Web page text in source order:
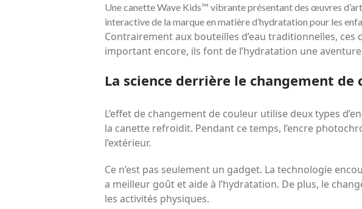
Une canette Wave Kids™ vibrante présentant des œuvres
interactive de la marque en matière d’hydratation pour les
Contrairement aux bouteilles d’eau traditionnelles,
important encore, ils font de l’hydratation une
La science derrière le changement de
L’effet de changement de couleur utilise deux types
la canette refroidit. Pendant ce temps, l’encre
l’extérieur.
Ce n’est pas seulement un gadget. La technologie
a meilleur goût et aide à l’hydratation. De plus, le
les activités physiques.